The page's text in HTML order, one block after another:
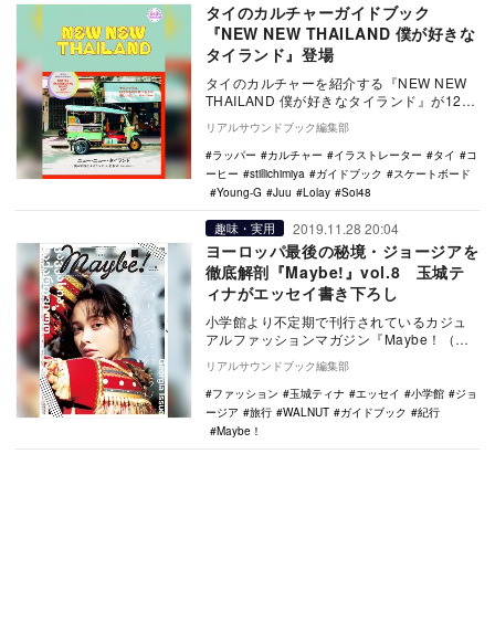
タイのカルチャーガイドブック
『NEW NEW THAILAND 僕が好きな
タイランド』登場
タイのカルチャーを紹介する『NEW NEW
THAILAND 僕が好きなタイランド』が12月
27日に株式会社トゥーヴァージンズ…
リアルサウンドブック編集部
ラッパー
カルチャー イラストレーター タイ
コ
ーヒー
stillichimiya ガイドブック
スケートボード
Young-G
Juu Lolay Soi48
趣味・実用 2019.11.28 20:04
ヨーロッパ最後の秘境・ジョージアを
徹底解剖『Maybe!』vol.8 玉城テ
ィナがエッセイ書き下ろし
小学館より不定期で刊行されているカジュ
アルファッションマガジン『Maybe！（メ
イビー！）』vol.8が、11月28日発売され
た…
リアルサウンドブック編集部
ファッション
玉城ティナ エッセイ 小学館
ジョ
ージア
旅行 WALNUT ガイドブック
紀行
Maybe！